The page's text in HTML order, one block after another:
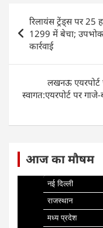
e
b
o
o
k
s
A
p
e
dI
Post
navigation
रिलायंस ट्रेंड्स पर 25
1299 में बेचा;
कार्रवाई
लखनऊ एयरपोर्ट
स्वागत:एयरपोर्ट पर
आज का मौषम
नई दिल्ली
राजस्थान
मध्य प्रदेश